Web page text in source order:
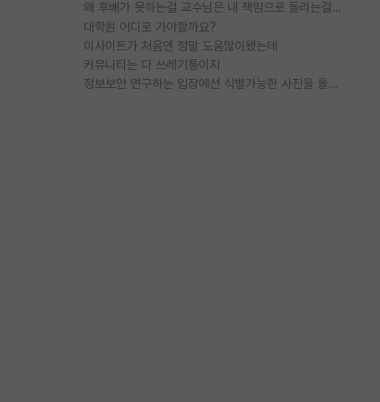
왜 후배가 못하는걸 교수님은 내 책임으로 돌리는걸까요?
대학원 어디로 가야할까요?
이사이트가 처음엔 정말 도움많이됐는데
커뮤니티는 다 쓰레기통이지
정보보안 연구하는 입장에선 식별가능한 사진을 올리는건 비추이긴함